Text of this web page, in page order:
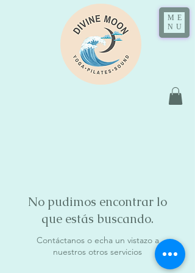
ME
NU
No pudimos encontrar lo
que estás buscando.
Contáctanos o echa un vistazo a
nuestros otros servicios